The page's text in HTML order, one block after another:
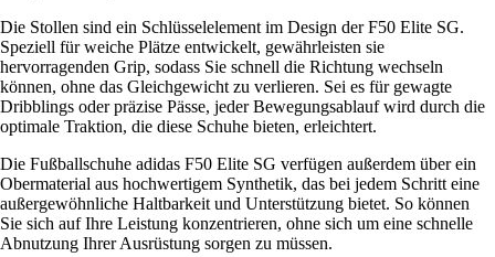
Die Stollen sind ein Schlüsselelement im Design der F50 Elite SG.
Speziell für weiche Plätze entwickelt, gewährleisten sie
hervorragenden Grip, sodass Sie schnell die Richtung wechseln
können, ohne das Gleichgewicht zu verlieren. Sei es für gewagte
Dribblings oder präzise Pässe, jeder Bewegungsablauf wird durch die
optimale Traktion, die diese Schuhe bieten, erleichtert.
Die Fußballschuhe adidas F50 Elite SG verfügen außerdem über ein
Obermaterial aus hochwertigem Synthetik, das bei jedem Schritt eine
außergewöhnliche Haltbarkeit und Unterstützung bietet. So können
Sie sich auf Ihre Leistung konzentrieren, ohne sich um eine schnelle
Abnutzung Ihrer Ausrüstung sorgen zu müssen.